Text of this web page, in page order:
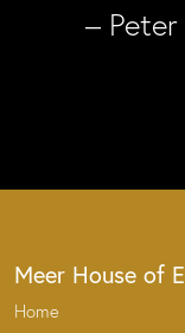
–
Meer House of
Home